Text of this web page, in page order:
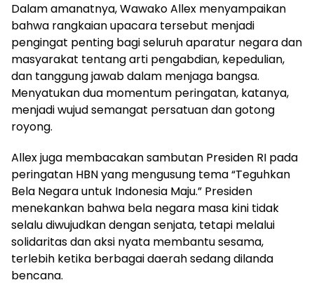
Dalam amanatnya, Wawako Allex menyampaikan
bahwa rangkaian upacara tersebut menjadi
pengingat penting bagi seluruh aparatur negara dan
masyarakat tentang arti pengabdian, kepedulian,
dan tanggung jawab dalam menjaga bangsa.
Menyatukan dua momentum peringatan, katanya,
menjadi wujud semangat persatuan dan gotong
royong.
Allex juga membacakan sambutan Presiden RI pada
peringatan HBN yang mengusung tema “Teguhkan
Bela Negara untuk Indonesia Maju.” Presiden
menekankan bahwa bela negara masa kini tidak
selalu diwujudkan dengan senjata, tetapi melalui
solidaritas dan aksi nyata membantu sesama,
terlebih ketika berbagai daerah sedang dilanda
bencana.